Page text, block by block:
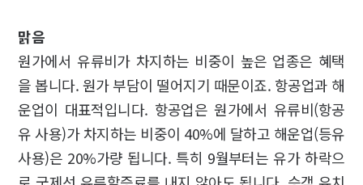
맑음
원가에서 유류비가 차지하는 비중이 높은 업종은 혜택
을 봅니다. 원가 부담이 떨어지기 때문이죠. 항공업과 해
운업이 대표적입니다. 항공업은 원가에서 유류비(항공
유 사용)가 차지하는 비중이 40%에 달하고 해운업(등유
사용)은 20%가량 됩니다. 특히 9월부터는 유가 하락으